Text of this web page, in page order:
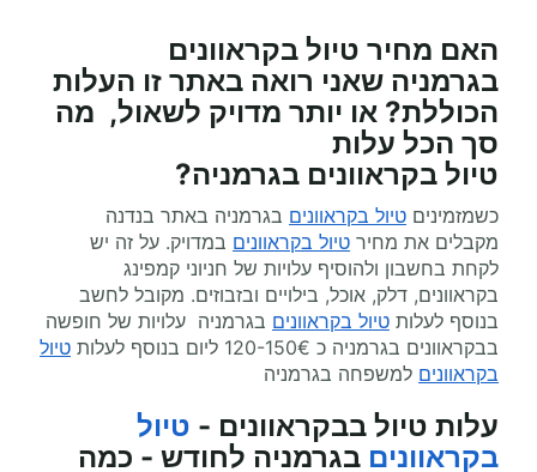
האם מחיר טיול בקראוונים
בגרמניה שאני רואה באתר זו העלות
הכוללת? או יותר מדויק לשאול, מה
סך הכל עלות
טיול בקראוונים בגרמניה?
כשמזמינים טיול בקראוונים בגרמניה באתר בנדנה
מקבלים את מחיר טיול בקראוונים במדויק. על זה יש
לקחת בחשבון ולהוסיף עלויות של חניוני קמפינג
בקראוונים, דלק, אוכל, בילויים ובזבוזים. מקובל לחשב
בנוסף לעלות טיול בקראוונים בגרמניה עלויות של חופשה
בבקראוונים בגרמניה כ 120-150€ ליום בנוסף לעלות
טיול
בקראוונים למשפחה בגרמניה
עלות טיול בבקראוונים - טיול
בקראוונים בגרמניה לחודש - כמה